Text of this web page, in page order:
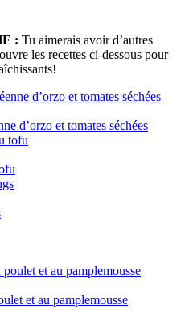
: Tu aimerais avoir d’autres
les recettes ci-dessous pour
d’orzo et tomates séchées
et au pamplemousse